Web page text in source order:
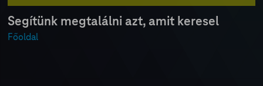
Segítünk megtalálni azt, amit keresel
Főoldal